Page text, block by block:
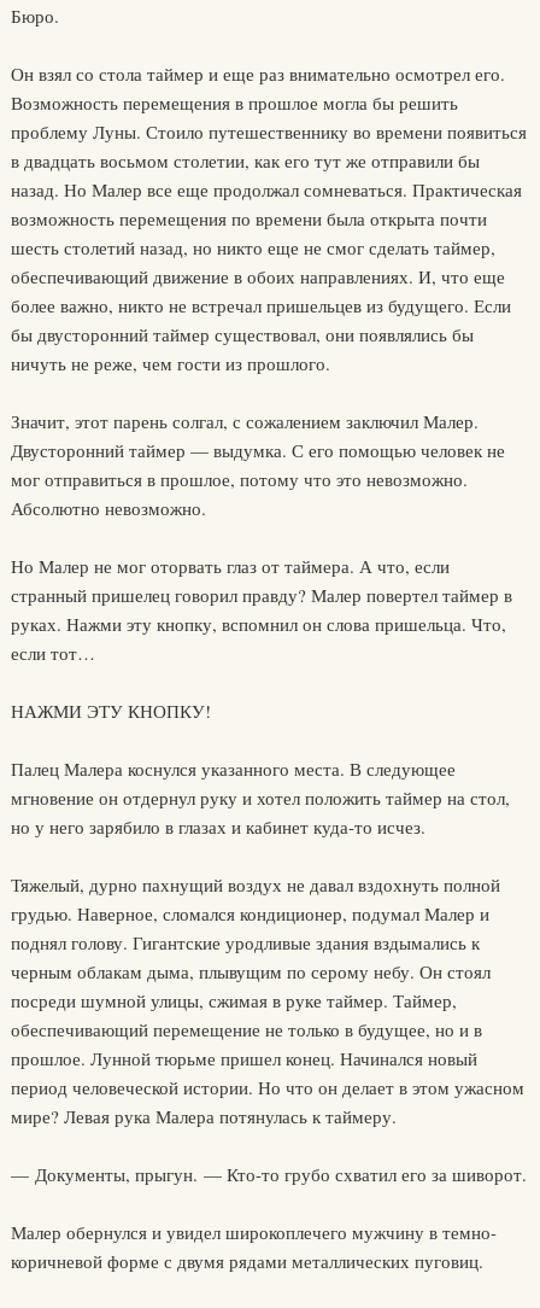
Бюро.
Он взял со стола таймер и еще раз внимательно осмотрел его.
Возможность перемещения в прошлое могла бы решить
проблему Луны. Стоило путешественнику во времени появиться
в двадцать восьмом столетии, как его тут же отправили бы
назад. Но Малер все еще продолжал сомневаться. Практическая
возможность перемещения по времени была открыта почти
шесть столетий назад, но никто еще не смог сделать таймер,
обеспечивающий движение в обоих направлениях. И, что еще
более важно, никто не встречал пришельцев из будущего. Если
бы двусторонний таймер существовал, они появлялись бы
ничуть не реже, чем гости из прошлого.
Значит, этот парень солгал, с сожалением заключил Малер.
Двусторонний таймер — выдумка. С его помощью человек не
мог отправиться в прошлое, потому что это невозможно.
Абсолютно невозможно.
Но Малер не мог оторвать глаз от таймера. А что, если
странный пришелец говорил правду? Малер повертел таймер в
руках. Нажми эту кнопку, вспомнил он слова пришельца. Что,
если тот…
НАЖМИ ЭТУ КНОПКУ!
Палец Малера коснулся указанного места. В следующее
мгновение он отдернул руку и хотел положить таймер на стол,
но у него зарябило в глазах и кабинет куда-то исчез.
Тяжелый, дурно пахнущий воздух не давал вздохнуть полной
грудью. Наверное, сломался кондиционер, подумал Малер и
поднял голову. Гигантские уродливые здания вздымались к
черным облакам дыма, плывущим по серому небу. Он стоял
посреди шумной улицы, сжимая в руке таймер. Таймер,
обеспечивающий перемещение не только в будущее, но и в
прошлое. Лунной тюрьме пришел конец. Начинался новый
период человеческой истории. Но что он делает в этом ужасном
мире? Левая рука Малера потянулась к таймеру.
— Документы, прыгун. — Кто-то грубо схватил его за шиворот.
Малер обернулся и увидел широкоплечего мужчину в темно-
коричневой форме с двумя рядами металлических пуговиц.